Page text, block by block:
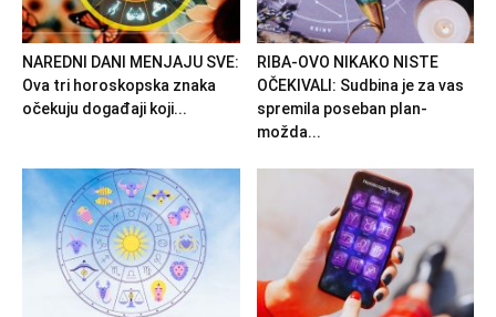
NAREDNI DANI MENJAJU SVE:
Ova tri horoskopska znaka
očekuju događaji koji...
RIBA-OVO NIKAKO NISTE
OČEKIVALI: Sudbina je za vas
spremila poseban plan-
možda...